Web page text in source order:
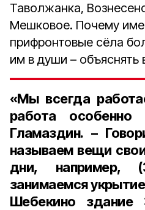
Таволжанка,
Мешковое. Почему
прифронтовые сёла
им в души – объяснять
«Мы всегда
работа
Гламаздин. –
называем вещи
дни, например,
занимаемся
Шебекино